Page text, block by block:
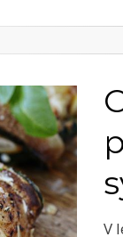
V